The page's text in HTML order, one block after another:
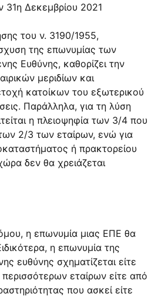
31η Δεκεμβρίου 2021
του ν. 3190/1955,
της επωνυμίας των
Ευθύνης, καθορίζει την
μεριδίων και
κατοίκων του εξωτερικού
Παράλληλα, για τη λύση
η πλειοψηφία των 3/4 που
2/3 των εταίρων, ενώ για
ή πρακτορείου
δεν θα χρειάζεται
η επωνυμία μιας ΕΠΕ θα
η επωνυμία της
ευθύνης σχηματίζεται είτε
εταίρων είτε από
που ασκεί είτε